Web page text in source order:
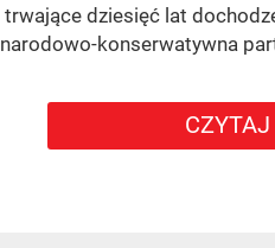
trwające dziesięć lat
narodowo-konserwatywna